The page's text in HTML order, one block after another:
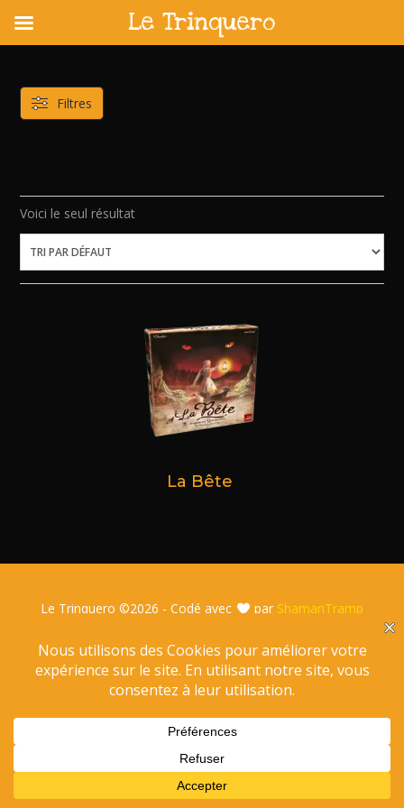
content
Voici le seul résultat
La Bête
Filtres
Le Trinquero ©2026 - Codé avec par ShamanTramp
Le Trinquero